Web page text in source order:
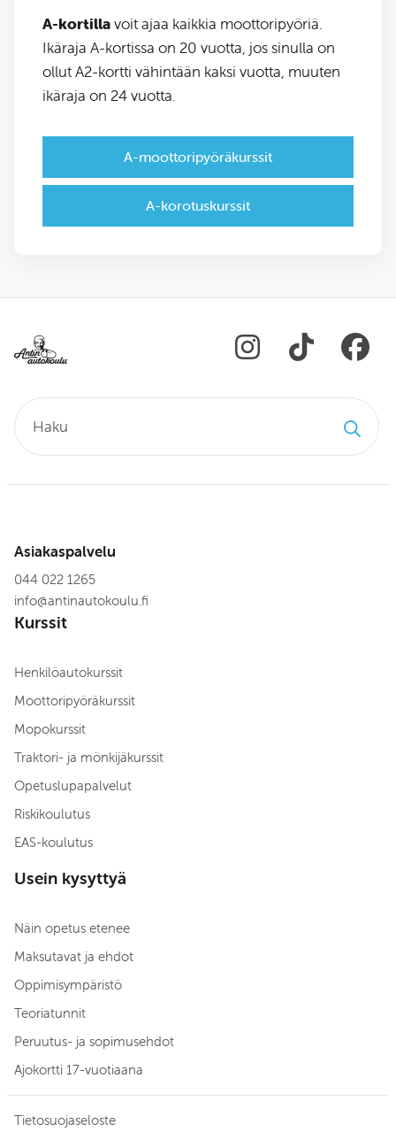
A-kortillavoit ajaa kaikkia moottoripyöriä.
Ikäraja A-kortissa on 20 vuotta, jos sinulla on
ollut A2-kortti vähintään kaksi vuotta, muuten
ikäraja on 24 vuotta.
A-moottoripyöräkurssit
A-korotuskurssit
Asiakaspalvelu
044 022 1265
info@antinautokoulu.fi
Kurssit
Henkilöautokurssit
Moottoripyöräkurssit
Mopokurssit
Traktori- ja mönkijäkurssit
Opetuslupapalvelut
Riskikoulutus
EAS-koulutus
Usein kysyttyä
Näin opetus etenee
Maksutavat ja ehdot
Oppimisympäristö
Teoriatunnit
Peruutus- ja sopimusehdot
Ajokortti 17-vuotiaana
Tietosuojaseloste